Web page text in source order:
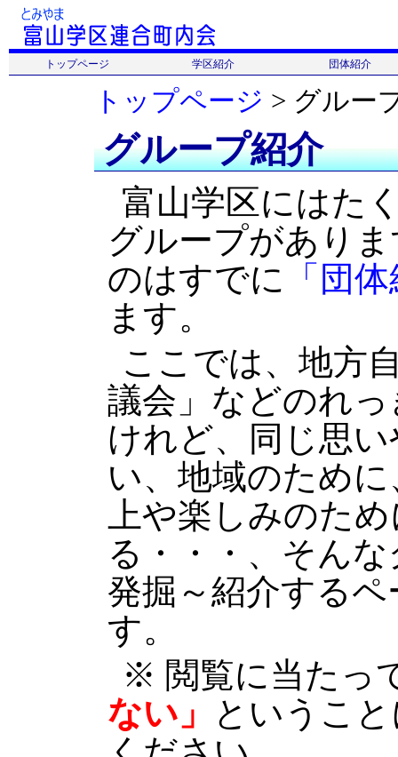
トップページ 学区紹介
会長あいさつ
連合町内会
学区紹介
名所・旧跡
学区のマップ
団体紹介
団体名一覧
富山学区体育協会
富山スポーツ少年団
富山スポーツクラブ
トップページ > グルー
グループ紹介
富山学区にはた
グループがあり
のはすでに 「団
ます。
ここでは、地方
議会」などのれ
けれど、同じ思
い、地域のため
上や楽しみのた
る・・・、そん
発掘～紹介する
す。
※ 閲覧に当たっ
ない」
というこ